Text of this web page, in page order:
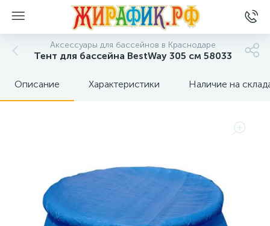
Аксессуары для бассейнов в Краснодаре
Тент для бассейна BestWay 305 см 58033
Описание Характеристики Наличие на